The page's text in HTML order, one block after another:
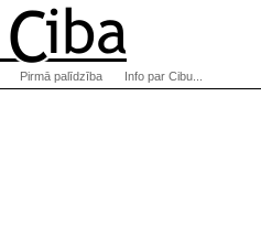
Pirmā palīdzība Info par Cibu...